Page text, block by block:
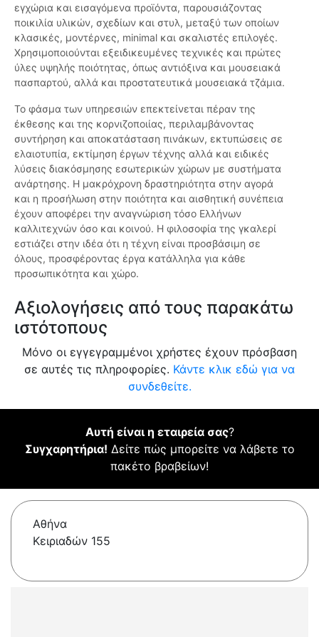
εγχώρια και εισαγόμενα προϊόντα, παρουσιάζοντας
ποικιλία υλικών, σχεδίων και στυλ, μεταξύ των οποίων
κλασικές, μοντέρνες, minimal και σκαλιστές επιλογές.
Χρησιμοποιούνται εξειδικευμένες τεχνικές και πρώτες
ύλες υψηλής ποιότητας, όπως αντιόξινα και μουσειακά
πασπαρτού, αλλά και προστατευτικά μουσειακά τζάμια.
Το φάσμα των υπηρεσιών επεκτείνεται πέραν της
έκθεσης και της κορνιζοποιίας, περιλαμβάνοντας
συντήρηση και αποκατάσταση πινάκων, εκτυπώσεις σε
ελαιοτυπία, εκτίμηση έργων τέχνης αλλά και ειδικές
λύσεις διακόσμησης εσωτερικών χώρων με συστήματα
ανάρτησης. Η μακρόχρονη δραστηριότητα στην αγορά
και η προσήλωση στην ποιότητα και αισθητική συνέπεια
έχουν αποφέρει την αναγνώριση τόσο Ελλήνων
καλλιτεχνών όσο και κοινού. Η φιλοσοφία της γκαλερί
εστιάζει στην ιδέα ότι η τέχνη είναι προσβάσιμη σε
όλους, προσφέροντας έργα κατάλληλα για κάθε
προσωπικότητα και χώρο.
Αξιολογήσεις από τους παρακάτω
ιστότοπους
Μόνο οι εγγεγραμμένοι χρήστες έχουν πρόσβαση
σε αυτές τις πληροφορίες. Κάντε κλικ εδώ για να
συνδεθείτε.
Αυτή είναι η εταιρεία σας?
Συγχαρητήρια! Δείτε πώς μπορείτε να λάβετε το
πακέτο βραβείων!
Αθήνα
Κειριαδών 155